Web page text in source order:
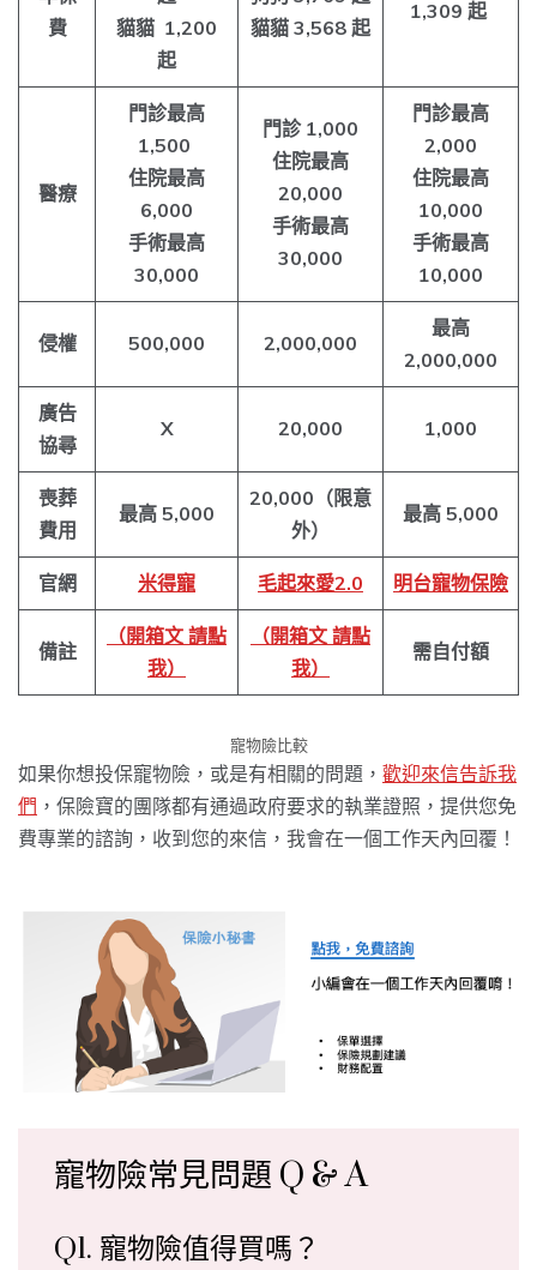
費
貓貓 1,200
起
貓貓 3,568 起
1,309 起
醫療
門診最高
1,500
住院最高
6,000
手術最高
30,000
門診 1,000
住院最高
20,000
手術最高
30,000
門診最高
2,000
住院最高
10,000
手術最高
10,000
侵權 500,000 2,000,000
最高
2,000,000
廣告
協尋
X 20,000 1,000
喪葬
費用
最高 5,000
20,000（限意
外）
最高 5,000
官網 米得寵 毛起來愛2.0 明台寵物保險
備註
（開箱文 請點
我）
（開箱文 請點
我）
需自付額
寵物險比較
如果你想投保寵物險，或是有相關的問題， 歡迎來信告訴我
們 ，保險寶的團隊都有通過政府要求的執業證照，提供您免
費專業的諮詢，收到您的來信，我會在一個工作天內回覆！
寵物險常見問題 Q & A
Q1. 寵物險值得買嗎？